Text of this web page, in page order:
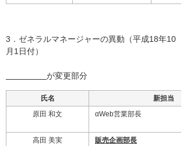
3．ゼネラルマネージャーの異動（平成18年10
月1日付）
が変更部分
氏名
新担当
原田 和文
αWeb営業部長
高田 美実 販売企画部長